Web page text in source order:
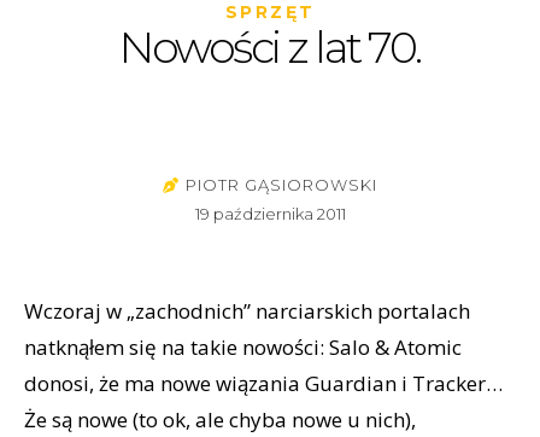
SPRZĘT
Nowości z lat 70.
PIOTR GĄSIOROWSKI
19 października 2011
Wczoraj w „zachodnich” narciarskich portalach
natknąłem się na takie nowości: Salo & Atomic
donosi, że ma nowe wiązania Guardian i Tracker…
Że są nowe (to ok, ale chyba nowe u nich),